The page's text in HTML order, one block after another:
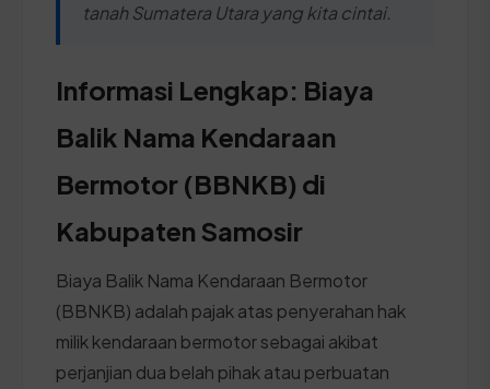
tanah Sumatera Utara yang kita cintai.
Informasi Lengkap: Biaya
Balik Nama Kendaraan
Bermotor (BBNKB) di
Kabupaten Samosir
Biaya Balik Nama Kendaraan Bermotor
(BBNKB) adalah pajak atas penyerahan hak
milik kendaraan bermotor sebagai akibat
perjanjian dua belah pihak atau perbuatan